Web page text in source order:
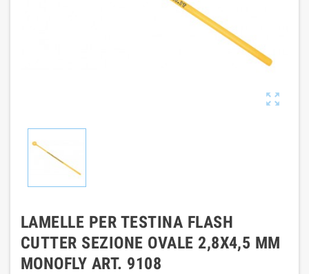

LAMELLE PER TESTINA FLASH
CUTTER SEZIONE OVALE 2,8X4,5 MM
MONOFLY ART. 9108